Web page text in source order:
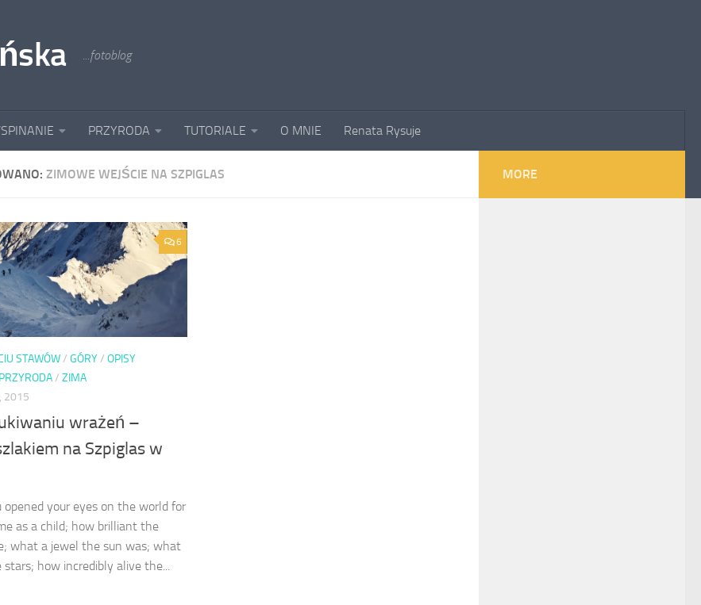
...fotoblog
PRZYRODA TUTORIALE O MNIE Renata Rysuje
ZIMOWE WEJŚCIE NA SZPIGLAS
6
STAWÓW/ GÓRY/ OPISY
PRZYRODA/ ZIMA
2015
wrażeń –
na Szpiglas w
opened your eyes on the world for
as a child; how brilliant the
what a jewel the sun was; what
how incredibly alive the...
MORE